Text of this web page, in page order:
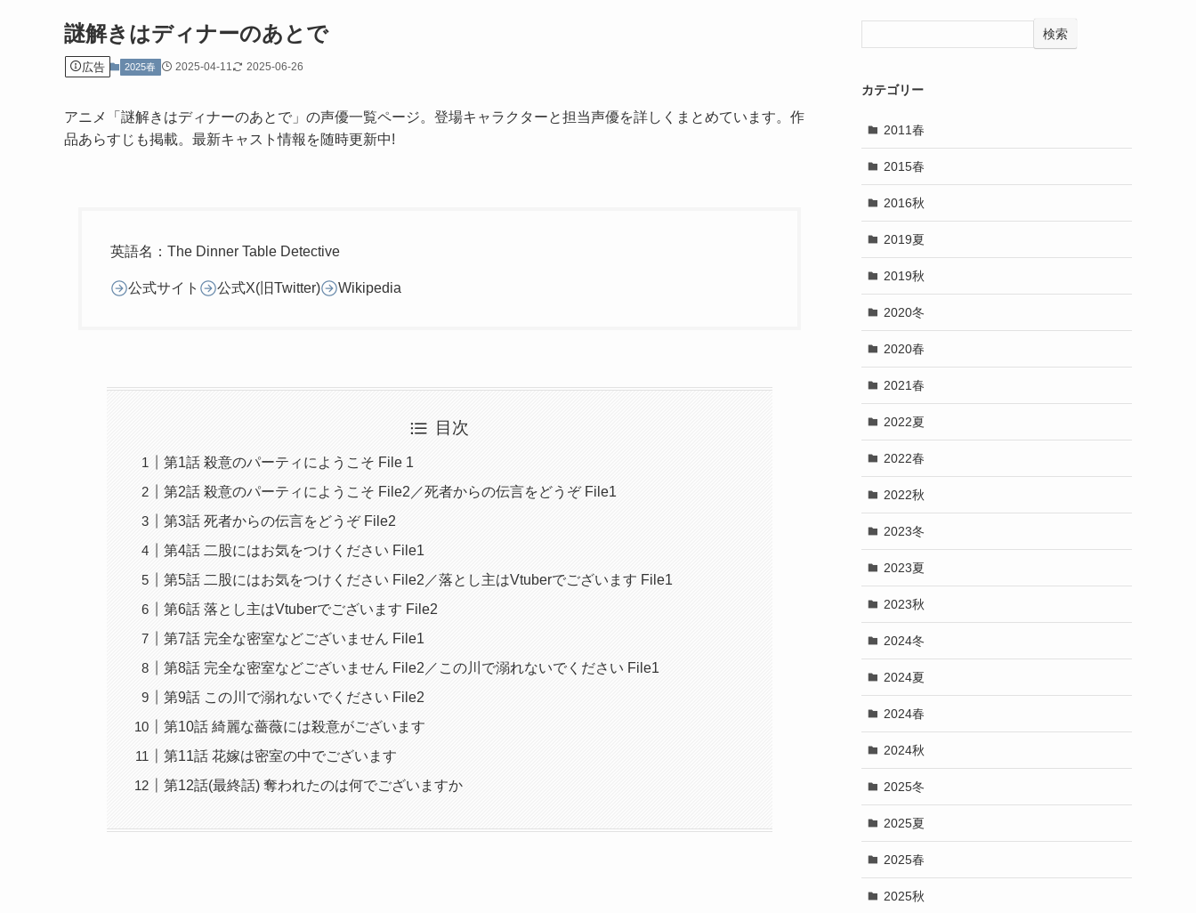
謎解きはディナーのあとで
広告 2025春 2025-04-11 2025-06-26
アニメ「謎解きはディナーのあとで」の声優一覧ページ。登場キャラクターと担当声優を詳しくまとめています。作
品あらすじも掲載。最新キャスト情報を随時更新中!
英語名：The Dinner Table Detective
公式サイト 公式X(旧Twitter) Wikipedia
目次
第1話 殺意のパーティにようこそ File 1
第2話 殺意のパーティにようこそ File2／死者からの伝言をどうぞ File1
第3話 死者からの伝言をどうぞ File2
第4話 二股にはお気をつけください File1
第5話 二股にはお気をつけください File2／落とし主はVtuberでございます File1
第6話 落とし主はVtuberでございます File2
第7話 完全な密室などございません File1
第8話 完全な密室などございません File2／この川で溺れないでください File1
第9話 この川で溺れないでください File2
第10話 綺麗な薔薇には殺意がございます
第11話 花嫁は密室の中でございます
第12話(最終話) 奪われたのは何でございますか
検索
カテゴリー
2011春
2015春
2016秋
2019夏
2019秋
2020冬
2020春
2021春
2022夏
2022春
2022秋
2023冬
2023夏
2023秋
2024冬
2024夏
2024春
2024秋
2025冬
2025夏
2025春
2025秋